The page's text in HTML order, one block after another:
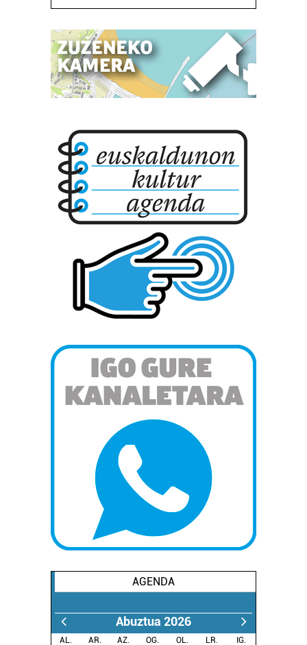
AGENDA
Abuztua 2026
AL. AR. AZ. OG. OL. LR.
IG.